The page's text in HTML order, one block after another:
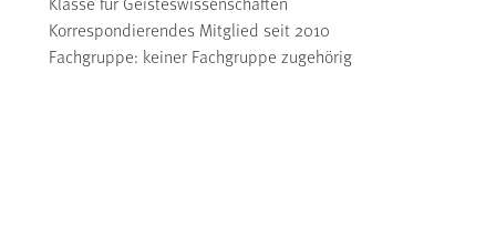
Korrespondierendes Mitglied seit 2010
Fachgruppe: keiner Fachgruppe zugehörig